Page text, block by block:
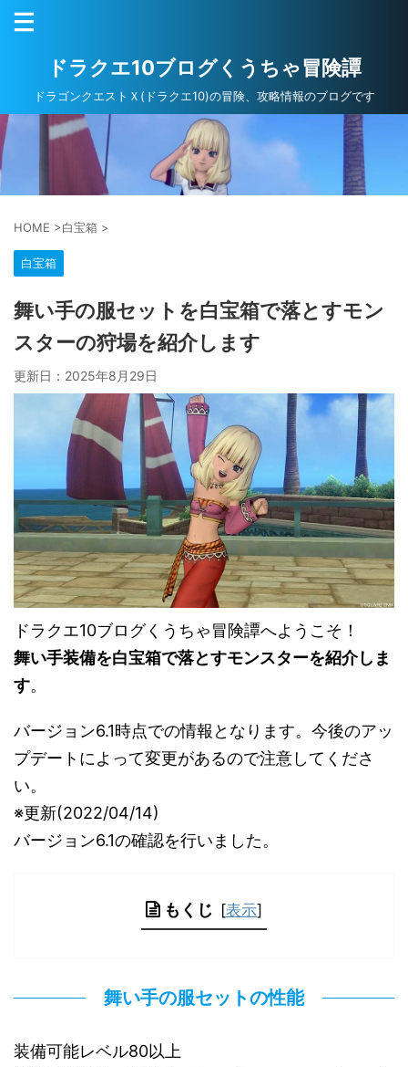
ドラクエ10ブログくうちゃ冒険譚
ドラゴンクエストＸ(ドラクエ10)の冒険、攻略情報のブログです
HOME >白宝箱 >
白宝箱
舞い手の服セットを白宝箱で落とすモン
スターの狩場を紹介します
更新日： 2025年8月29日
ドラクエ10ブログくうちゃ冒険譚へようこそ！
舞い手装備を白宝箱で落とすモンスターを紹介しま
す。
バージョン6.1時点での情報となります。今後のアッ
プデートによって変更があるので注意してくださ
い。
※更新(2022/04/14)
バージョン6.1の確認を行いました。
もくじ [表示]
舞い手の服セットの性能
装備可能レベル80以上